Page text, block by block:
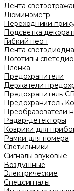
Лента
Люминометр
Переходники
Подсветка
Гибкий неон
Лента
Логотипы
Пленка
Предохранители
Держатели
Предохранитель
Предохранитель
Преобразователи
Радар-детекторы
Коврики для
Рамки для номера
Светильники
Сигналы звуковые
Воздушные
Электрические
Спецсигналы